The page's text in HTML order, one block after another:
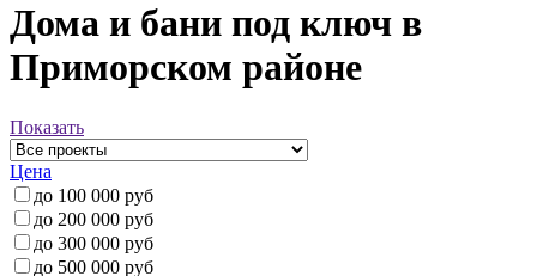
Дома и бани под ключ в
Приморском районе
Показать
Цена
до 100 000 руб
до 200 000 руб
до 300 000 руб
до 500 000 руб